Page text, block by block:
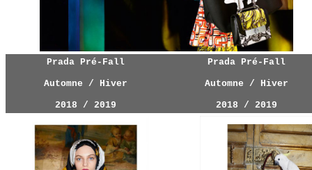
Prada Pré-Fall
Automne / Hiver
2018 / 2019
Prada Pré-Fall
Automne / Hiver
2018 / 2019